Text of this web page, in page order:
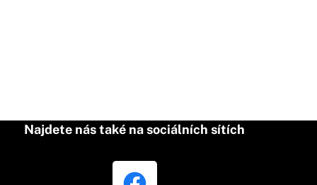
Najdete nás také na sociálních sítích